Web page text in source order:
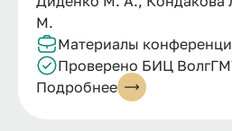
М.
Материалы
Проверено БИЦ
Подробнее